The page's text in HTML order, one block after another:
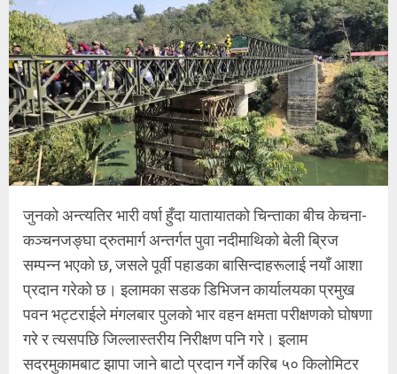
जुनको अन्त्यतिर भारी वर्षा हुँदा यातायातको चिन्ताका बीच केचना-
कञ्चनजङ्घा द्रुतमार्ग अन्तर्गत पुवा नदीमाथिको बेली ब्रिज
सम्पन्न भएको छ, जसले पूर्वी पहाडका बासिन्दाहरूलाई नयाँ आशा
प्रदान गरेको छ। इलामका सडक डिभिजन कार्यालयका प्रमुख
पवन भट्टराईले मंगलबार पुलको भार वहन क्षमता परीक्षणको घोषणा
गरे र त्यसपछि जिल्लास्तरीय निरीक्षण पनि गरे। इलाम
सदरमुकामबाट झापा जाने बाटो प्रदान गर्ने करिब ५० किलोमिटर